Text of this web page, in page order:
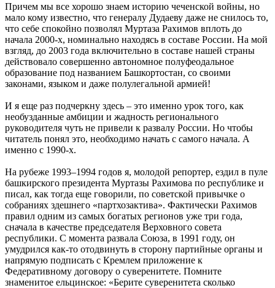
Причем мы все хорошо знаем историю чеченской войны, но
мало кому известно, что генералу Дудаеву даже не снилось то,
что себе спокойно позволял Муртаза Рахимов вплоть до
начала 2000-х, номинально находясь в составе России. На мой
взгляд, до 2003 года включительно в составе нашей страны
действовало совершенно автономное полуфеодальное
образование под названием Башкортостан, со своими
законами, языком и даже полулегальной армией!
И я еще раз подчеркну здесь – это именно урок того, как
необузданные амбиции и жадность регионального
руководителя чуть не привели к развалу России. Но чтобы
читатель понял это, необходимо начать с самого начала. А
именно с 1990-х.
На рубеже 1993–1994 годов я, молодой репортер, ездил в пуле
башкирского президента Муртазы Рахимова по республике и
писал, как тогда еще говорили, по советской привычке о
собраниях здешнего «партхозактива». Фактически Рахимов
правил одним из самых богатых регионов уже три года,
сначала в качестве председателя Верховного совета
республики. С момента развала Союза, в 1991 году, он
умудрился как-то отодвинуть в сторону партийные органы и
напрямую подписать с Кремлем приложение к
Федеративному договору о суверенитете. Помните
знаменитое ельцинское: «Берите суверенитета сколько